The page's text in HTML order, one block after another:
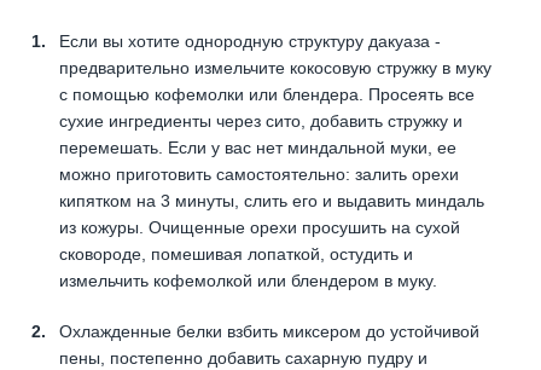
Если вы хотите однородную структуру дакуаза -
предварительно измельчите кокосовую стружку в муку
с помощью кофемолки или блендера. Просеять все
сухие ингредиенты через сито, добавить стружку и
перемешать. Если у вас нет миндальной муки, ее
можно приготовить самостоятельно: залить орехи
кипятком на 3 минуты, слить его и выдавить миндаль
из кожуры. Очищенные орехи просушить на сухой
сковороде, помешивая лопаткой, остудить и
измельчить кофемолкой или блендером в муку.
Охлажденные белки взбить миксером до устойчивой
пены, постепенно добавить сахарную пудру и